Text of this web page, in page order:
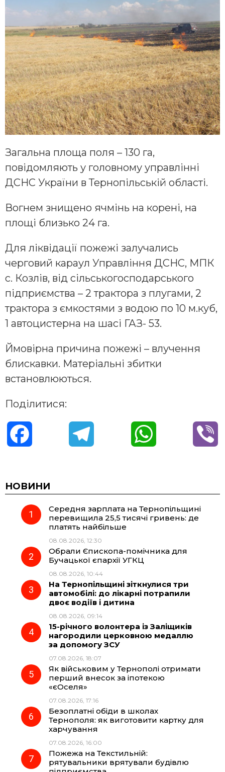
Загальна площа поля – 130 га,
повідомляють у головному управлінні
ДСНС України в Тернопільській області.
Вогнем знищено ячмінь на корені, на
площі близько 24 га.
Для ліквідації пожежі залучались
черговий караул Управління ДСНС, МПК
с. Козлів, від сільськогосподарського
підприємства – 2 трактора з плугами, 2
трактора з ємкостями з водою по 10 м.куб,
1 автоцистерна на шасі ГАЗ- 53.
Ймовірна причина пожежі – влучення
блискавки. Матеріальні збитки
встановлюються.
Поділитися:
c
e
o
o
e
r
a
t
p
НОВИНИ
Середня зарплата на Тернопільщині
перевищила 25,5 тисячі гривень: де
платять найбільше
08.08.2026, 12:30
Обрали Єпископа-помічника для
Бучацької єпархії УГКЦ
08.08.2026, 10:44
На Тернопільщині зіткнулися три
автомобілі: до лікарні потрапили
двоє водіїв і дитина
08.08.2026, 09:14
15-річного волонтера із Заліщиків
нагородили церковною медаллю
за допомогу ЗСУ
07.08.2026, 18:07
Як військовим у Тернополі отримати
перший внесок за іпотекою
«єОселя»
07.08.2026, 17:16
Безоплатні обіди в школах
Тернополя: як виготовити картку для
харчування
07.08.2026, 16:00
Пожежа на Текстильній:
рятувальники врятували будівлю